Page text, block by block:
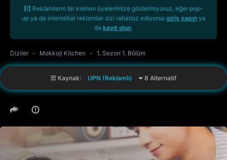
[!] Reklamların bir kısmını üyelerimize göstermiyoruz, eğer pop-
up ya da interstitial reklamlar sizi rahatsız ediyorsa giriş yapınya
da kayıt olun.
Diziler Mokkoji Kitchen 1. Sezon 1. Bölüm
Kaynak: UPN (Reklamlı) 8 Alternatif